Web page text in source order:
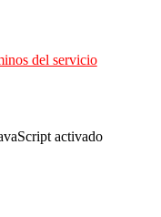
del servicio
activado